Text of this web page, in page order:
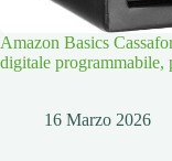
Amazon Basics
digitale programmabile,
16 Marzo 2026